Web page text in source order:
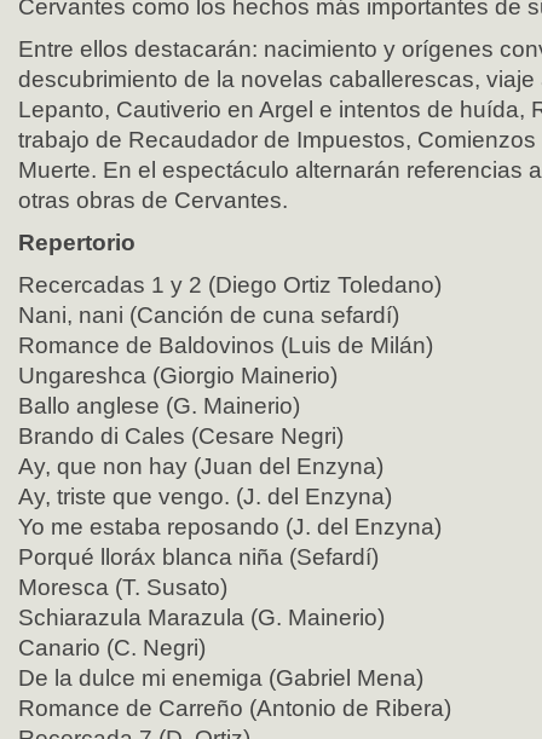
Cervantes como los hechos más importantes de
Entre ellos destacarán: nacimiento y orígenes
descubrimiento de la novelas caballerescas, viaje
Lepanto, Cautiverio en Argel e intentos de huída,
trabajo de Recaudador de Impuestos,
Muerte. En el espectáculo alternarán referencias
otras obras de Cervantes.
Repertorio
Recercadas 1 y 2 (Diego Ortiz Toledano)
Nani, nani (Canción de cuna sefardí)
Romance de Baldovinos (Luis de Milán)
Ungareshca (Giorgio Mainerio)
Ballo anglese (G. Mainerio)
Brando di Cales (Cesare Negri)
Ay, que non hay (Juan del Enzyna)
Ay, triste que vengo. (J. del Enzyna)
Yo me estaba reposando (J. del Enzyna)
Porqué lloráx blanca niña (Sefardí)
Moresca (T. Susato)
Schiarazula Marazula (G. Mainerio)
Canario (C. Negri)
De la dulce mi enemiga (Gabriel Mena)
Romance de Carreño (Antonio de Ribera)